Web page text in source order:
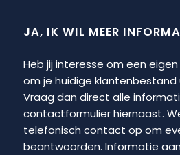
JA, IK WIL MEER
Heb jij interesse om een
om je huidige
Vraag dan direct alle
contactformulier hiernaast.
telefonisch contact op om
beantwoorden. Informatie